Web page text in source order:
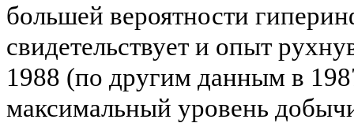
большей вероятности
свидетельствует и опыт
1988 (по другим данным в
максимальный уровень